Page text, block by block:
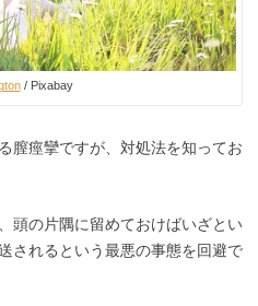
/ Pixabay
膣痙攣ですが、対処法を知ってお
頭の片隅に留めておけばいざとい
されるという最悪の事態を回避で